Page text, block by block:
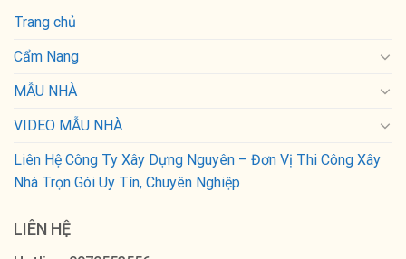
Trang chủ
Cẩm Nang
MẪU NHÀ
VIDEO MẪU NHÀ
Liên Hệ Công Ty Xây Dựng Nguyên – Đơn Vị Thi Công Xây
Nhà Trọn Gói Uy Tín, Chuyên Nghiệp
LIÊN HỆ